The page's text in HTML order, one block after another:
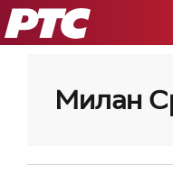
РТС
Милан